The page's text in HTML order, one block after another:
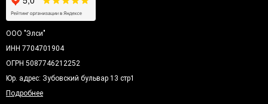
ООО "Элси"
ИНН 7704701904
ОГРН 5087746212252
Юр. адрес: Зубовский бульвар 13 стр1
Подробнее